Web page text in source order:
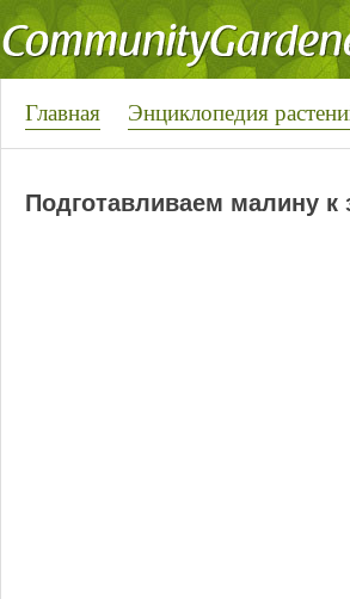
Главная Энциклопедия
Подготавливаем малину к